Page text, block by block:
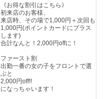
《お得な割引はこちら》
初来店のお客様、
来店時、その場で1,000円＋次回も
1,000円(ポイントカードにプラス
します)
合計なんと！2,000円offに！
ファースト割
出勤一番の女の子をフロントで選
ぶと
2,000円off!!
になっちゃいます！